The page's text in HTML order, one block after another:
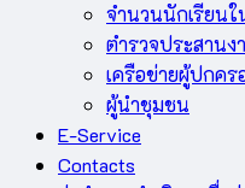
จำนวนนักเรียนใ
ตำรวจประสานง
เครือข่ายผู้ปกคร
ผู้นำชุมชน
E-Service
Contacts